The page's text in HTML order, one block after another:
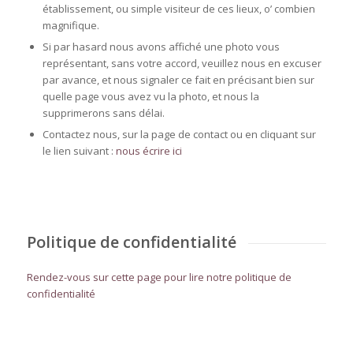
établissement, ou simple visiteur de ces lieux, o’ combien
magnifique.
Si par hasard nous avons affiché une photo vous
représentant, sans votre accord, veuillez nous en excuser
par avance, et nous signaler ce fait en précisant bien sur
quelle page vous avez vu la photo, et nous la
supprimerons sans délai.
Contactez nous, sur la page de contact ou en cliquant sur
le lien suivant : nous écrire ici
Politique de confidentialité
Rendez-vous sur cette page pour lire notre politique de
confidentialité